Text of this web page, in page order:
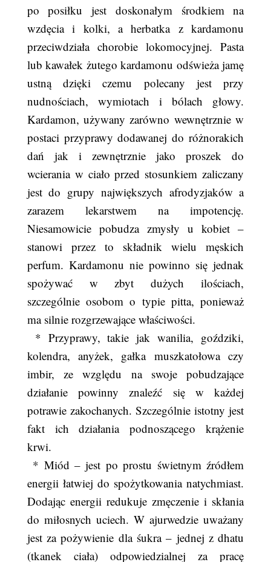
po posiłku jest doskonałym środkiem na
wzdęcia i kolki, a herbatka z kardamonu
przeciwdziała chorobie lokomocyjnej. Pasta
lub kawałek żutego kardamonu odświeża jamę
ustną dzięki czemu polecany jest przy
nudnościach, wymiotach i bólach głowy.
Kardamon, używany zarówno wewnętrznie w
postaci przyprawy dodawanej do różnorakich
dań jak i zewnętrznie jako proszek do
wcierania w ciało przed stosunkiem zaliczany
jest do grupy największych afrodyzjaków a
zarazem lekarstwem na impotencję.
Niesamowicie pobudza zmysły u kobiet –
stanowi przez to składnik wielu męskich
perfum. Kardamonu nie powinno się jednak
spożywać w zbyt dużych ilościach,
szczególnie osobom o typie pitta, ponieważ
ma silnie rozgrzewające właściwości.
* Przyprawy, takie jak wanilia, goździki,
kolendra, anyżek, gałka muszkatołowa czy
imbir, ze względu na swoje pobudzające
działanie powinny znaleźć się w każdej
potrawie zakochanych. Szczególnie istotny jest
fakt ich działania podnoszącego krążenie
krwi.
* Miód – jest po prostu świetnym źródłem
energii łatwiej do spożytkowania natychmiast.
Dodając energii redukuje zmęczenie i skłania
do miłosnych uciech. W ajurwedzie uważany
jest za pożywienie dla śukra – jednej z dhatu
(tkanek ciała) odpowiedzialnej za pracę